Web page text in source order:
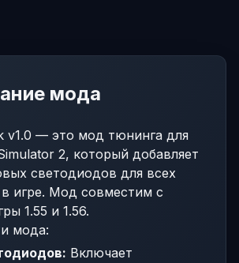
мода
v1.0 — это мод тюнинга для
2, который добавляет
светодиодов для всех
в игре. Мод совместим с
1.55 и 1.56.
мода:
Включает